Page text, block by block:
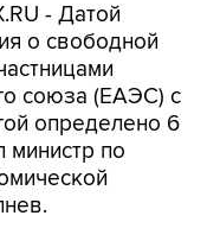
- Датой
о свободной
союза (ЕАЭС) с
определено 6
министр по